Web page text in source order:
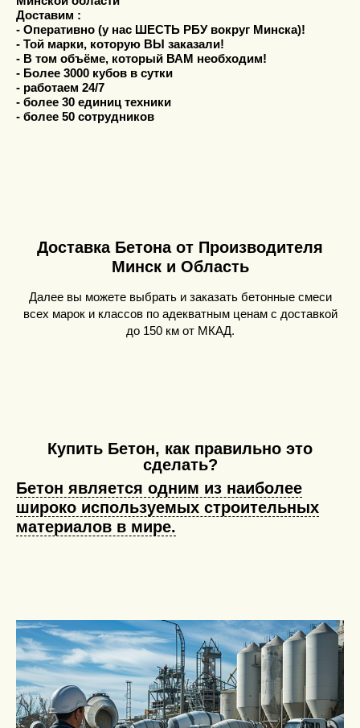
Доставим :
- Оперативно (у нас ШЕСТЬ РБУ вокруг Минска)!
- Той марки, которую ВЫ заказали!
- В том объёме, который ВАМ необходим!
- Более 3000 кубов в сутки
- работаем 24/7
- более 30 единиц техники
- более 50 сотрудников
Доставка Бетона от Производителя
Минск и Область
Далее вы можете выбрать и заказать бетонные смеси
всех марок и классов по адекватным ценам с доставкой
до 150 км от МКАД.
Купить Бетон, как правильно это
сделать?
Бетон является одним из наиболее
широко используемых строительных
материалов в мире.